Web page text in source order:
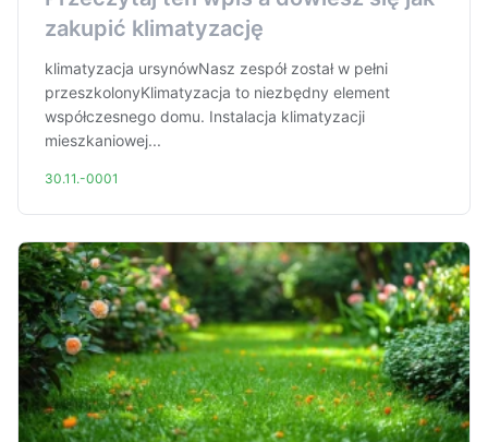
zakupić klimatyzację
klimatyzacja ursynówNasz zespół został w pełni
przeszkolonyKlimatyzacja to niezbędny element
współczesnego domu. Instalacja klimatyzacji
mieszkaniowej...
30.11.-0001